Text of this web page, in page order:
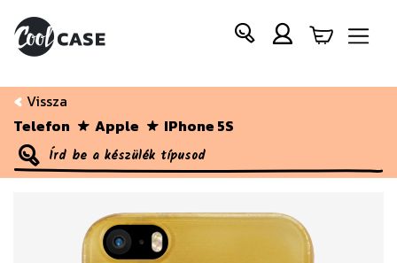
Vissza
Telefon
Apple IPhone 5S